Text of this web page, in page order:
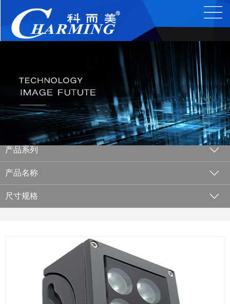
产品系列
产品名称
尺寸规格